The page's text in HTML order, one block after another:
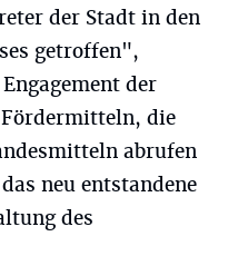
der Stadt in den
getroffen",
der
die
abrufen
neu entstandene
des